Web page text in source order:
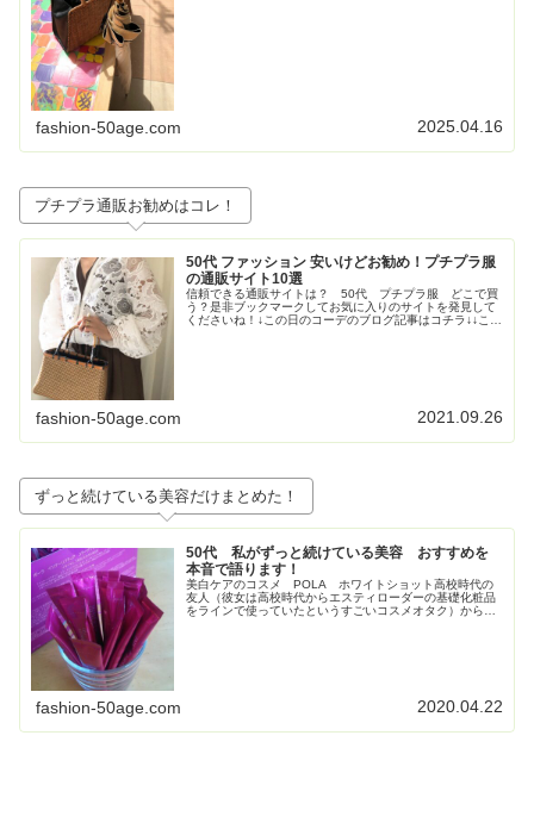
fashion-50age.com 2025.04.16
プチプラ通販お勧めはコレ！
50代 ファッション 安いけどお勧め！プチプラ服
の通販サイト10選
信頼できる通販サイトは？ 50代 プチプラ服 どこで買
う？是非ブックマークしてお気に入りのサイトを発見して
くださいね！↓この日のコーデのブログ記事はコチラ↓↓この
fashion-50age.com 2021.09.26
ずっと続けている美容だけまとめた！
50代 私がずっと続けている美容 おすすめを
本音で語ります！
美白ケアのコスメ POLA ホワイトショット高校時代の
友人（彼女は高校時代からエスティローダーの基礎化粧品
をラインで使っていたというすごいコスメオタク）からす
fashion-50age.com 2020.04.22